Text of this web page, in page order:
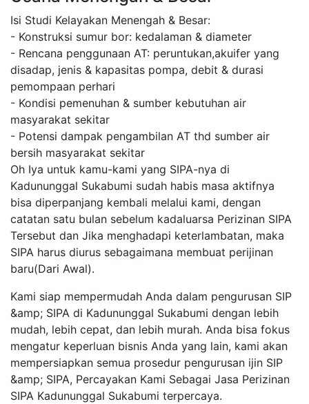
Isi Studi Kelayakan Menengah & Besar:
- Konstruksi sumur bor: kedalaman & diameter
- Rencana penggunaan AT: peruntukan,akuifer yang
disadap, jenis & kapasitas pompa, debit & durasi
pemompaan perhari
- Kondisi pemenuhan & sumber kebutuhan air
masyarakat sekitar
- Potensi dampak pengambilan AT thd sumber air
bersih masyarakat sekitar
Oh Iya untuk kamu-kami yang SIPA-nya di
Kadununggal Sukabumi sudah habis masa aktifnya
bisa diperpanjang kembali melalui kami, dengan
catatan satu bulan sebelum kadaluarsa Perizinan SIPA
Tersebut dan Jika menghadapi keterlambatan, maka
SIPA harus diurus sebagaimana membuat perijinan
baru(Dari Awal).
Kami siap mempermudah Anda dalam pengurusan SIP
&amp; SIPA di Kadununggal Sukabumi dengan lebih
mudah, lebih cepat, dan lebih murah. Anda bisa fokus
mengatur keperluan bisnis Anda yang lain, kami akan
mempersiapkan semua prosedur pengurusan ijin SIP
&amp; SIPA, Percayakan Kami Sebagai Jasa Perizinan
SIPA Kadununggal Sukabumi terpercaya.